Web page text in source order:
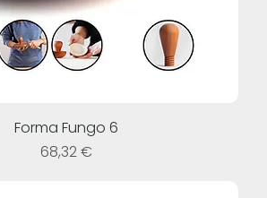
Forma Fungo 6
Prezzo
68,32 €